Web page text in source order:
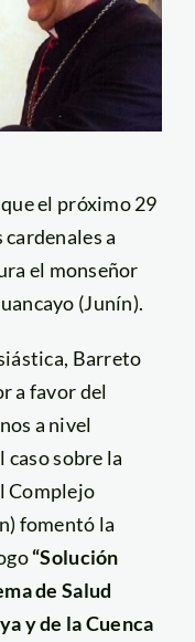
el próximo 29
a
el monseñor
(Junín).
Barreto
a favor del
a nivel
caso sobre la
Complejo
fomentó la
“Solución
de Salud
y de la Cuenca